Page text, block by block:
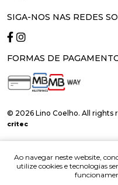
Ao navegar neste website,
utilize cookies e tecnologias
SIGA-NOS NAS REDES
FORMAS DE
© 2026 Lino Coelho. All rights
critec